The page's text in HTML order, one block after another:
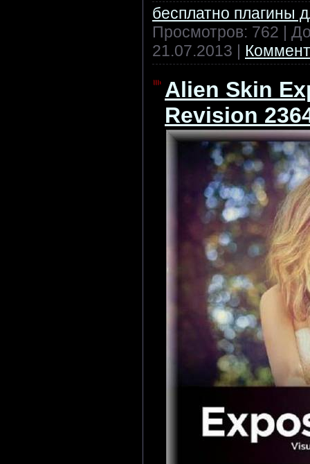
бесплатно плагины
Просмотров: 762 |
21.07.2013 |
Alien Skin
Revision